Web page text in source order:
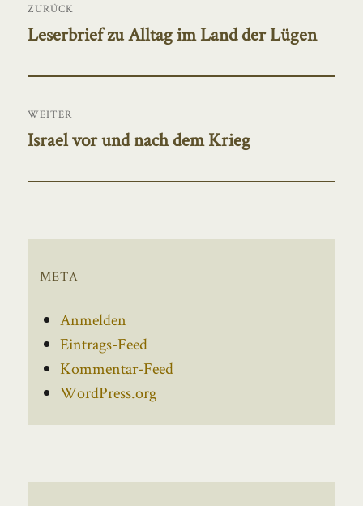
ZURÜCK
Vorheriger
Leserbrief zu Alltag im Land der Lügen
WEITER
Nächster
Israel vor und nach dem Krieg
META
Anmelden
Eintrags-Feed
Kommentar-Feed
WordPress.org